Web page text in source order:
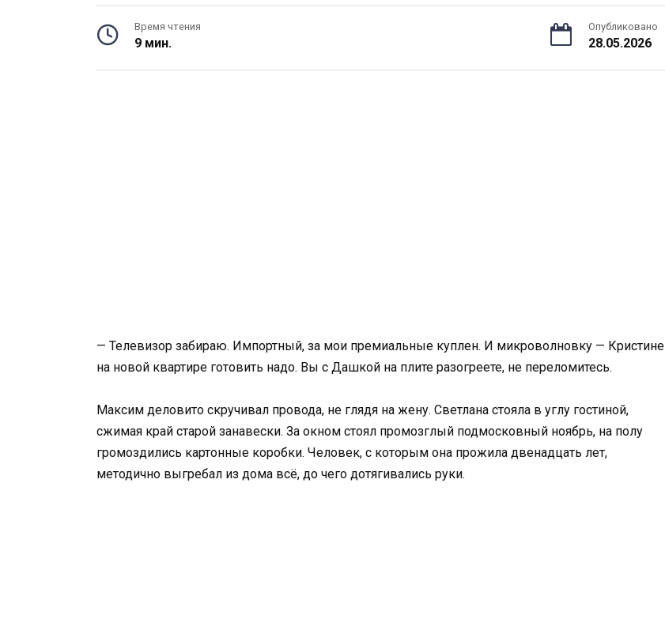
Время чтения
9 мин.
Опубликовано
28.05.2026
— Телевизор забираю. Импортный, за мои премиальные куплен. И микроволновку — Кристине
на новой квартире готовить надо. Вы с Дашкой на плите разогреете, не переломитесь.
Максим деловито скручивал провода, не глядя на жену. Светлана стояла в углу гостиной,
сжимая край старой занавески. За окном стоял промозглый подмосковный ноябрь, на полу
громоздились картонные коробки. Человек, с которым она прожила двенадцать лет,
методично выгребал из дома всё, до чего дотягивались руки.